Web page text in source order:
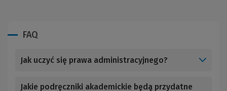
FAQ
Jak uczyć się prawa administracyjnego?
Jakie podręczniki akademickie będą przydatne